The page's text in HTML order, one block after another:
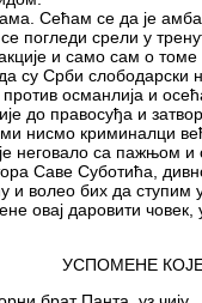
Сећам се да је
погледи срели у
и само сам о
су Срби слободарски
османлија и
до правосуђа и
нисмо криминалци
неговало са пажњом
Саве Суботића,
волео бих да ступим
овај даровити
УСПОМЕНЕ